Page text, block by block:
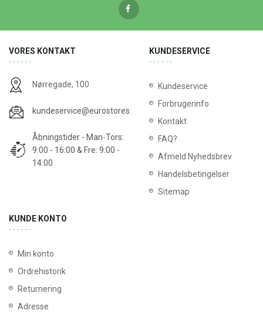
VORES KONTAKT
Nørregade, 100
kundeservice@eurostores.dk
Åbningstider - Man-Tors:
9:00 - 16:00 & Fre: 9:00 -
14:00
KUNDESERVICE
Kundeservice
Forbrugerinfo
Kontakt
FAQ?
Afmeld Nyhedsbrev
Handelsbetingelser
Sitemap
KUNDE KONTO
Min konto
Ordrehistorik
Returnering
Adresse